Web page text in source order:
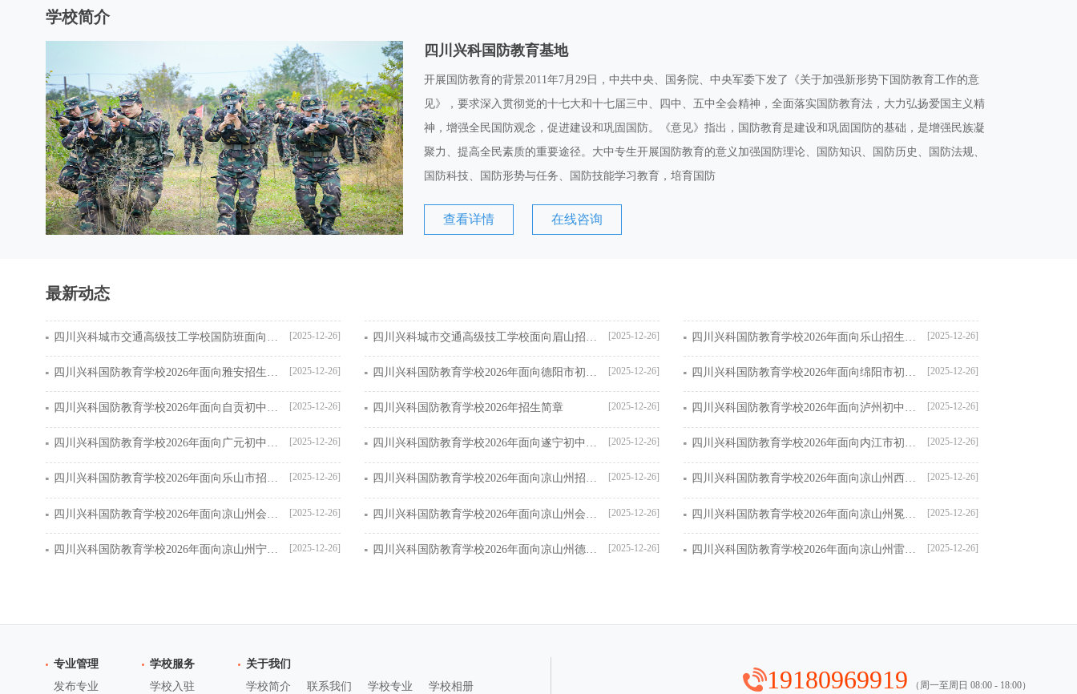
学校简介
四川兴科国防教育基地
开展国防教育的背景2011年7月29日，中共中央、国务院、中央军委下发了《关于加强新形势下国防教育工作的意
见》，要求深入贯彻党的十七大和十七届三中、四中、五中全会精神，全面落实国防教育法，大力弘扬爱国主义精
神，增强全民国防观念，促进建设和巩固国防。《意见》指出，国防教育是建设和巩固国防的基础，是增强民族凝
聚力、提高全民素质的重要途径。大中专生开展国防教育的意义加强国防理论、国防知识、国防历史、国防法规、
国防科技、国防形势与任务、国防技能学习教育，培育国防
查看详情 在线咨询
最新动态
[2025-12-26] [2025-12-26] [2025-12-26]
[2025-12-26] [2025-12-26] [2025-12-26]
[2025-12-26] 四川兴科国防教育学校2026年招生简章 [2025-12-26] [2025-12-26]
四川兴科国防教育学校2026年面向广元初中生招生简章 [2025-12-26] 四川兴科国防教育学校2026年面向遂宁初中生招生简章 [2025-12-26] 四川兴科国防教育学校2026年面向内江市初中生招生简章 [2025-12-26]
四川兴科国防教育学校2026年面向乐山市招生简章 [2025-12-26] 四川兴科国防教育学校2026年面向凉山州招生计划 [2025-12-26] 四川兴科国防教育学校2026年面向凉山州西昌市招生计划 [2025-12-26]
[2025-12-26] [2025-12-26] [2025-12-26]
[2025-12-26] [2025-12-26] [2025-12-26]
专业管理
发布专业
学校服务
学校入驻
关于我们
学校简介
联系我们 学校专业 学校相册 19180969919 （周一至周日 08:00 - 18:00）